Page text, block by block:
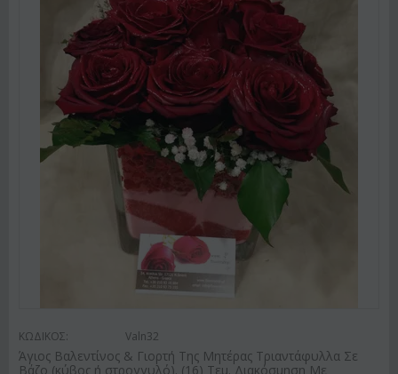
ΚΩΔΙΚΟΣ: Valn32
Άγιος Βαλεντίνος & Γιορτή Της Μητέρας Τριαντάφυλλα Σε
Βάζο (κύβος ή στρογγυλό). (16) Τεμ. Διακόσμηση Με